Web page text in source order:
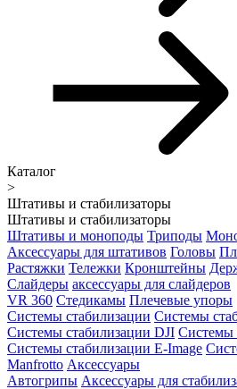
Каталог
>
Штативы и стабилизаторы
Штативы и стабилизаторы
Штативы и моноподы Триподы
Аксессуары для штативов Головы
Растяжки Тележки Кронштейны
Слайдеры аксессуары для слайдеров
VR 360 Стедикамы Плечевые упоры
Системы стабилизации Системы
Системы стабилизации DJI Системы
Системы стабилизации E-Image
Manfrotto Аксессуары
Автогрипы Аксессуары для